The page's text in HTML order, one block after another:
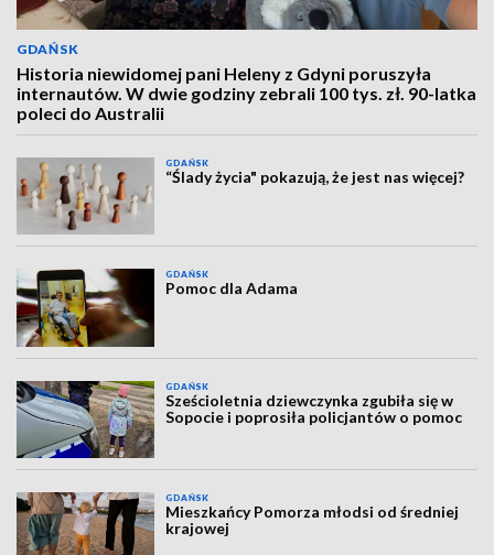
GDAŃSK
Historia niewidomej pani Heleny z Gdyni poruszyła
internautów. W dwie godziny zebrali 100 tys. zł. 90-latka
poleci do Australii
GDAŃSK
“Ślady życia" pokazują, że jest nas więcej?
GDAŃSK
Pomoc dla Adama
GDAŃSK
Sześcioletnia dziewczynka zgubiła się w
Sopocie i poprosiła policjantów o pomoc
GDAŃSK
Mieszkańcy Pomorza młodsi od średniej
krajowej